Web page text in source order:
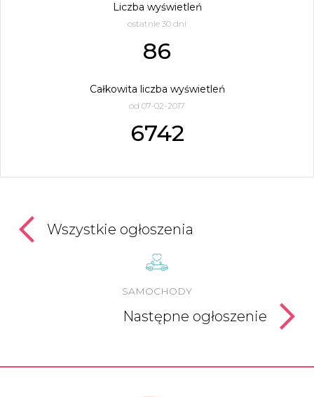
Liczba wyświetleń
ostatnie 30 dni
86
Całkowita liczba wyświetleń
od 07-02-2017
6742
Wszystkie ogłoszenia
SAMOCHODY
Następne ogłoszenie